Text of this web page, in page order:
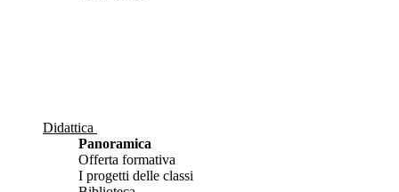
Didattica
Panoramica
Offerta formativa
I progetti delle classi